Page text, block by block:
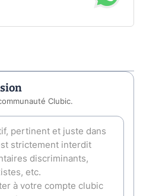
Clubic.